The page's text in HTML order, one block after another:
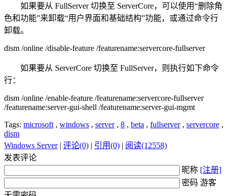
如果要从 FullServer 切换至 ServerCore，可以使用“删除角
色和功能”来卸载“用户界面和基础结构”功能，或通过命令行
卸载。
dism /online /disable-feature /featurename:servercore-fullserver
如果要从 ServerCore 切换至 FullServer，则执行如下命令
行：
dism /online /enable-feature /featurename:servercore-fullserver
/featurename:server-gui-shell /featurename:server-gui-mgmt
Tags: microsoft, windows , server, 8 , beta , fullserver, servercore ,
dism
Windows Server| 评论(0) | 引用(0) | 阅读(12558)
发表评论
昵称 [注册]
密码 游客